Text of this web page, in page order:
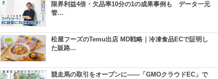
限界利益4倍・欠品率10分の1の成果事例も データ一元
管...
松屋フーズのTemu出店 MD戦略｜冷凍食品ECで証明し
た販路...
競走馬の取引をオープンに――「GMOクラウドEC」で